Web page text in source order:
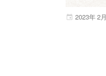
2023年2月